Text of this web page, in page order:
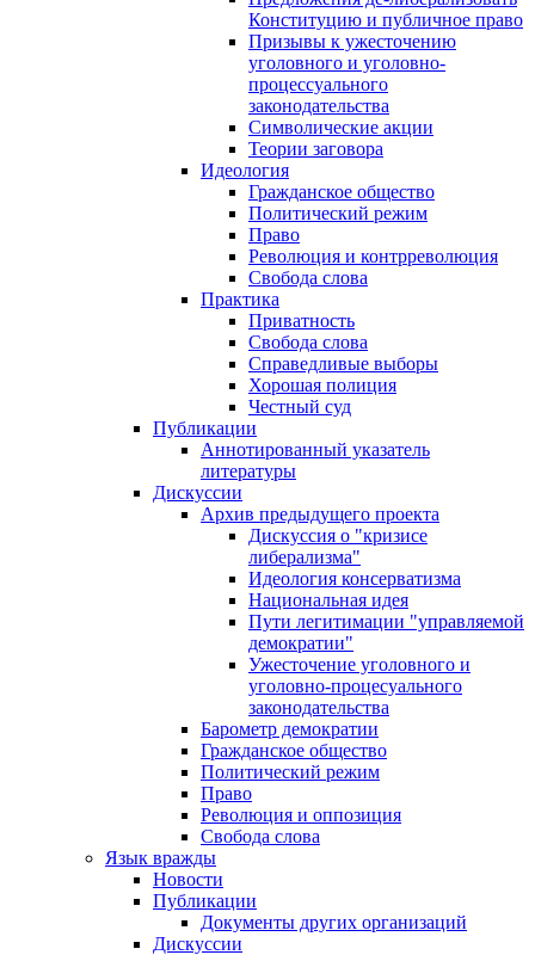
Конституцию и публичное право
Призывы к ужесточению
уголовного и уголовно-
процессуального
законодательства
Символические акции
Теории заговора
Идеология
Гражданское общество
Политический режим
Право
Революция и контрреволюция
Свобода слова
Практика
Приватность
Свобода слова
Справедливые выборы
Хорошая полиция
Честный суд
Публикации
Аннотированный указатель
литературы
Дискуссии
Архив предыдущего проекта
Дискуссия о "кризисе
либерализма"
Идеология консерватизма
Национальная идея
Пути легитимации "управляемой
демократии"
Ужесточение уголовного и
уголовно-процесуального
законодательства
Барометр демократии
Гражданское общество
Политический режим
Право
Революция и оппозиция
Свобода слова
Язык вражды
Новости
Публикации
Документы других организаций
Дискуссии